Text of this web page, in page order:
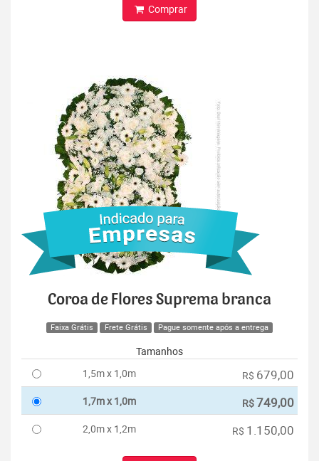
Comprar
Coroa de Flores Suprema branca
Faixa Grátis Frete Grátis Pague somente após a entrega
Tamanhos
1,5m x 1,0m
R$ 679,00
1,7m x 1,0m R$749,00
2,0m x 1,2m R$ 1.150,00